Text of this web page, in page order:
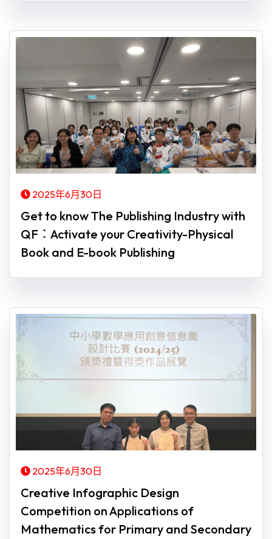
2025年6月30日
Get to know The Publishing Industry with
QF：Activate your Creativity-Physical
Book and E-book Publishing
2025年6月30日
Creative Infographic Design
Competition on Applications of
Mathematics for Primary and Secondary